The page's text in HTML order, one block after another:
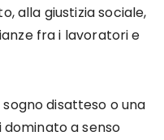
alla giustizia sociale,
fra i lavoratori e
disatteso o una
a senso